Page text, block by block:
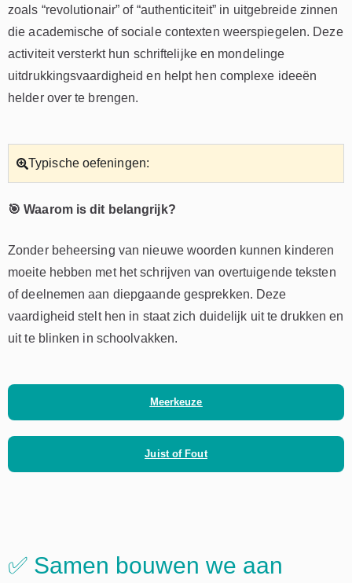
zoals “revolutionair” of “authenticiteit” in uitgebreide zinnen
die academische of sociale contexten weerspiegelen. Deze
activiteit versterkt hun schriftelijke en mondelinge
uitdrukkingsvaardigheid en helpt hen complexe ideeën
helder over te brengen.
Typische oefeningen:
🎯 Waarom is dit belangrijk?
Zonder beheersing van nieuwe woorden kunnen kinderen
moeite hebben met het schrijven van overtuigende teksten
of deelnemen aan diepgaande gesprekken. Deze
vaardigheid stelt hen in staat zich duidelijk uit te drukken en
uit te blinken in schoolvakken.
Meerkeuze
Juist of Fout
✅ Samen bouwen we aan